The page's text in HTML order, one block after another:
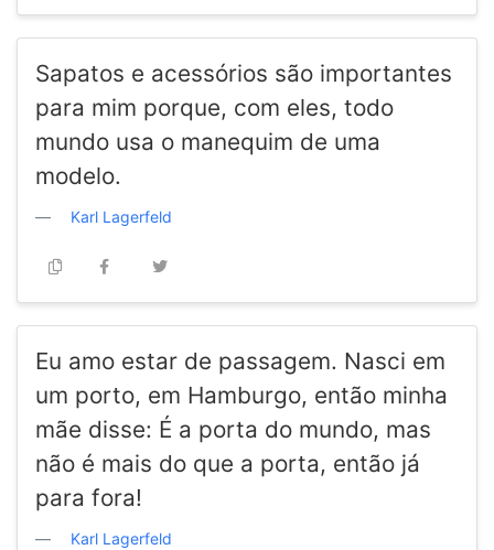
Sapatos e acessórios são importantes
para mim porque, com eles, todo
mundo usa o manequim de uma
modelo.
Karl Lagerfeld
Eu amo estar de passagem. Nasci em
um porto, em Hamburgo, então minha
mãe disse: É a porta do mundo, mas
não é mais do que a porta, então já
para fora!
Karl Lagerfeld